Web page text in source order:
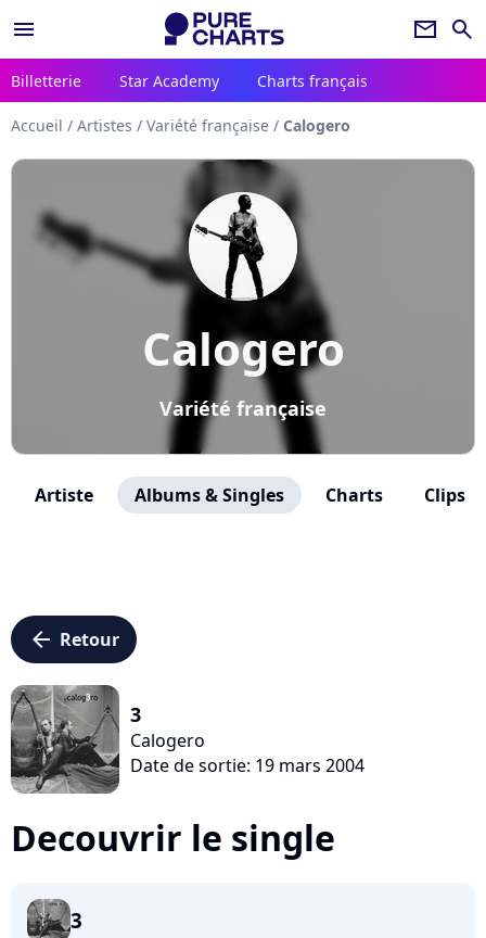
menu newsletter search
Billetterie Star Academy Charts français
Accueil / Artistes / Variété française / Calogero
Calogero
Variété française
Artiste Albums & Singles Charts Clips
arrow_left Retour
3
Calogero
Date de sortie: 19 mars 2004
Decouvrir le single
3